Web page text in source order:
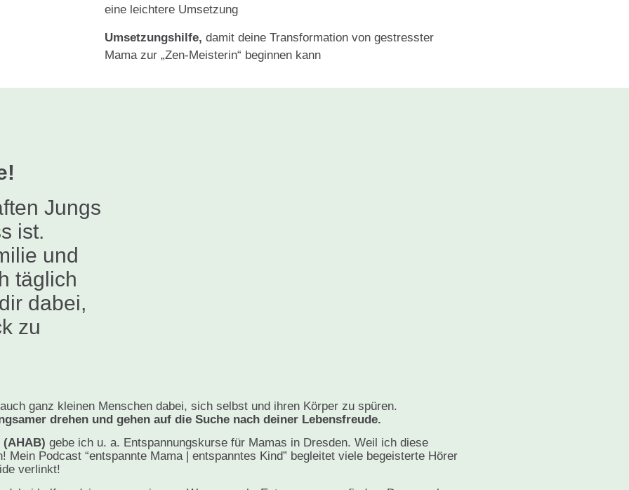
eine leichtere Umsetzung
Umsetzungshilfe, damit deine Transformation von gestresster
Mama zur „Zen-Meisterin“ beginnen kann
Jungs
ist.
und
täglich
dabei,
zu
ganz kleinen Menschen dabei, sich selbst und ihren Körper zu spüren.
drehen und gehen auf die Suche nach deiner Lebensfreude.
gebe ich u. a. Entspannungskurse für Mamas in Dresden. Weil ich diese
Podcast “entspannte Mama | entspanntes Kind” begleitet viele begeisterte Hörer
verlinkt!